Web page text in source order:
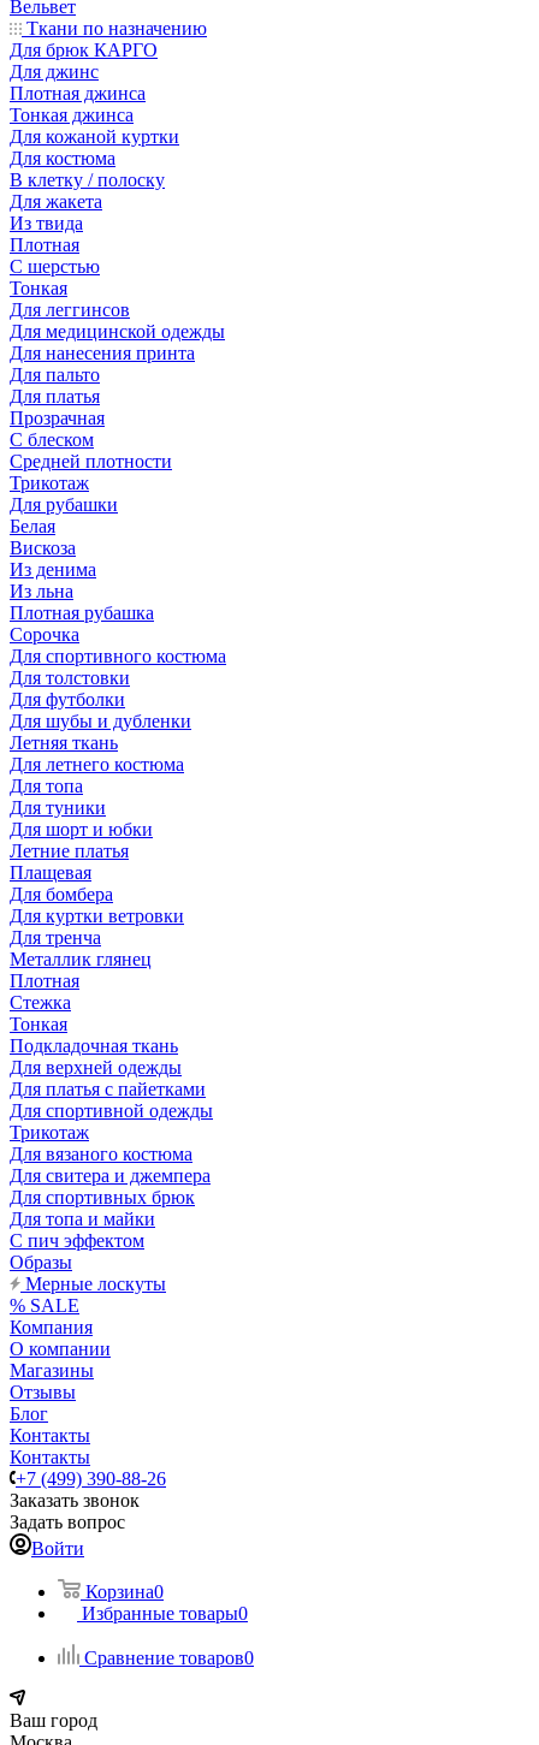
Вельвет
Ткани по назначению
Для брюк КАРГО
Для джинс
Плотная джинса
Тонкая джинса
Для кожаной куртки
Для костюма
В клетку / полоску
Для жакета
Из твида
Плотная
С шерстью
Тонкая
Для леггинсов
Для медицинской одежды
Для нанесения принта
Для пальто
Для платья
Прозрачная
С блеском
Средней плотности
Трикотаж
Для рубашки
Белая
Вискоза
Из денима
Из льна
Плотная рубашка
Сорочка
Для спортивного костюма
Для толстовки
Для футболки
Для шубы и дубленки
Летняя ткань
Для летнего костюма
Для топа
Для туники
Для шорт и юбки
Летние платья
Плащевая
Для бомбера
Для куртки ветровки
Для тренча
Металлик глянец
Плотная
Стежка
Тонкая
Подкладочная ткань
Для верхней одежды
Для платья с пайетками
Для спортивной одежды
Трикотаж
Для вязаного костюма
Для свитера и джемпера
Для спортивных брюк
Для топа и майки
С пич эффектом
Образы
Мерные лоскуты
% SALE
Компания
О компании
Магазины
Отзывы
Блог
Контакты
Контакты
+7 (499) 390-88-26
Заказать звонок
Задать вопрос
Войти
Корзина0
Избранные товары0
Сравнение товаров0
Ваш город